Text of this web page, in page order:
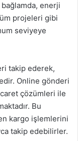
bağlamda, enerji
projeleri gibi
seviyeye
takip ederek,
Online gönderi
çözümleri ile
Bu
kargo işlemlerini
takip edebilirler.